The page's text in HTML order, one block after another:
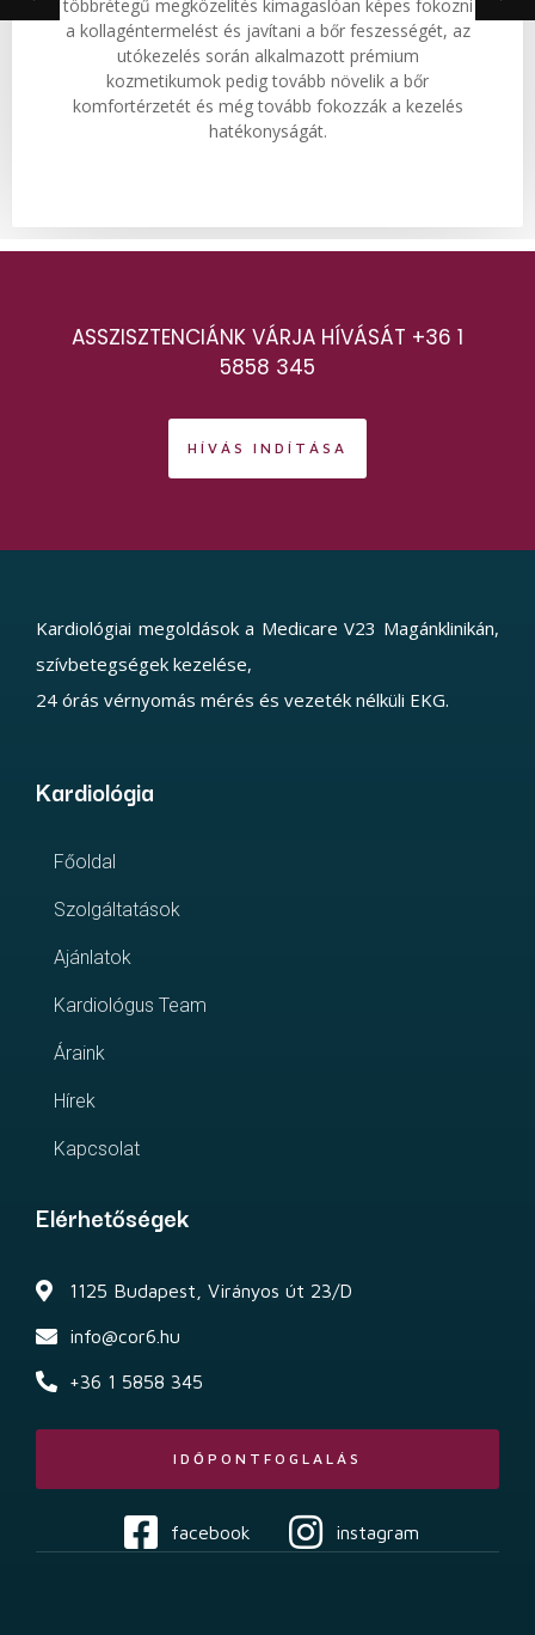
Konzultáció
történik.
ASSZISZTENCIÁNK VÁRJA HÍVÁSÁT +36 1
5858 345
HÍVÁS INDÍTÁSA
Kardiológiai megoldások a Medicare V23 Magánklinikán,
szívbetegségek kezelése,
24 órás vérnyomás mérés és vezeték nélküli EKG.
Kardiológia
Főoldal
Szolgáltatások
Ajánlatok
Kardiológus Team
Áraink
Hírek
Kapcsolat
Elérhetőségek
1125 Budapest, Virányos út 23/D
info@cor6.hu
+36 1 5858 345
IDŐPONTFOGLALÁS
facebook instagram